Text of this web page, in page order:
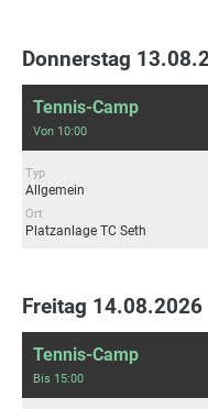
Donnerstag
Tennis-Camp
Von 10:00
Typ
Allgemein
Ort
Platzanlage TC Seth
Freitag 14.08.2026
Tennis-Camp
Bis 15:00